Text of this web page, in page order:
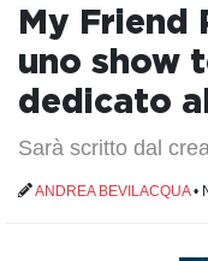
My Friend
uno show
dedicato
Sarà scritto dal
ANDREA BEVILACQUA•